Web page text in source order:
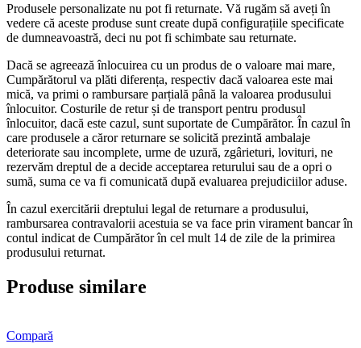
Produsele personalizate nu pot fi returnate. Vă rugăm să aveți în
vedere că aceste produse sunt create după configurațiile specificate
de dumneavoastră, deci nu pot fi schimbate sau returnate.
Dacă se agreează înlocuirea cu un produs de o valoare mai mare,
Cumpărătorul va plăti diferența, respectiv dacă valoarea este mai
mică, va primi o rambursare parțială până la valoarea produsului
înlocuitor. Costurile de retur și de transport pentru produsul
înlocuitor, dacă este cazul, sunt suportate de Cumpărător. În cazul în
care produsele a căror returnare se solicită prezintă ambalaje
deteriorate sau incomplete, urme de uzură, zgârieturi, lovituri, ne
rezervăm dreptul de a decide acceptarea returului sau de a opri o
sumă, suma ce va fi comunicată după evaluarea prejudiciilor aduse.
În cazul exercitării dreptului legal de returnare a produsului,
rambursarea contravalorii acestuia se va face prin virament bancar în
contul indicat de Cumpărător în cel mult 14 de zile de la primirea
produsului returnat.
Produse similare
Compară